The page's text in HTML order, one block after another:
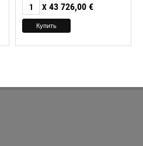
X 43 726,00 €